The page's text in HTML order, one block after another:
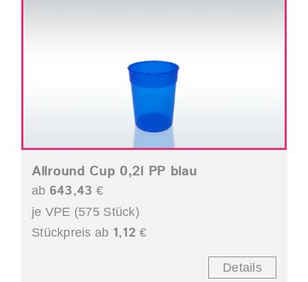
Allround Cup 0,2l PP blau
ab 643,43 €
je VPE (575 Stück)
Stückpreis ab 1,12 €
Details